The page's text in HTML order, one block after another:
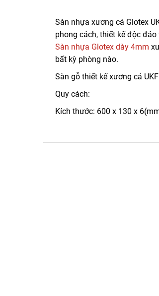
Sàn nhựa xương cá Glotex
phong cách, thiết kế độc
Sàn nhựa Glotex dày 4mm
bất kỳ phòng nào.
Sàn gỗ thiết kế xương cá
Quy cách:
Kích thước: 600 x 130 x